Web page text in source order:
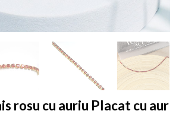
rosu cu auriu Placat cu aur